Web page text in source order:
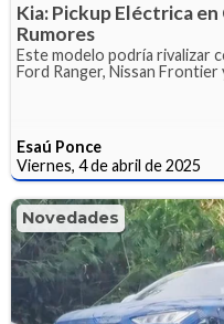
Kia: Pickup Eléctrica en
Rumores
Este modelo podría rivalizar
Ford Ranger, Nissan
Esaú Ponce
Viernes, 4 de abril de 2025
Novedades